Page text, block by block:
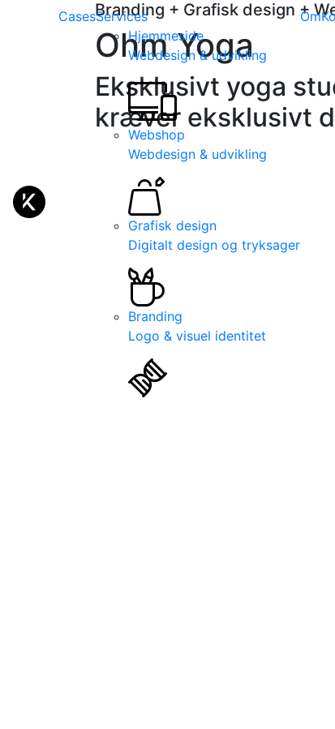
CasesServices
Hjemmeside
Webdesign & udvikling
Webshop
Webdesign & udvikling
Grafisk design
Digitalt design og tryksager
Branding
Logo & visuel identitet
Om
Branding + Grafisk design +
Ohm Yoga
Eksklusivt yoga
kræver eksklusivt